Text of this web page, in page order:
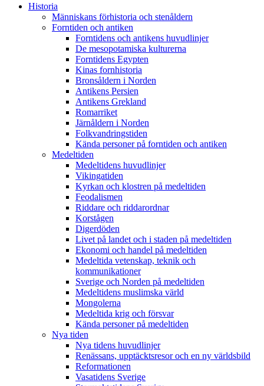
Historia
Människans förhistoria och stenåldern
Forntiden och antiken
Forntidens och antikens huvudlinjer
De mesopotamiska kulturerna
Forntidens Egypten
Kinas fornhistoria
Bronsåldern i Norden
Antikens Persien
Antikens Grekland
Romarriket
Järnåldern i Norden
Folkvandringstiden
Kända personer på forntiden och antiken
Medeltiden
Medeltidens huvudlinjer
Vikingatiden
Kyrkan och klostren på medeltiden
Feodalismen
Riddare och riddarordnar
Korstågen
Digerdöden
Livet på landet och i staden på medeltiden
Ekonomi och handel på medeltiden
Medeltida vetenskap, teknik och
kommunikationer
Sverige och Norden på medeltiden
Medeltidens muslimska värld
Mongolerna
Medeltida krig och försvar
Kända personer på medeltiden
Nya tiden
Nya tidens huvudlinjer
Renässans, upptäcktsresor och en ny världsbild
Reformationen
Vasatidens Sverige